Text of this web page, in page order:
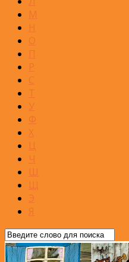
М
Н
О
П
Р
С
Т
У
Ф
Х
Ц
Ч
Ш
Щ
Э
Я